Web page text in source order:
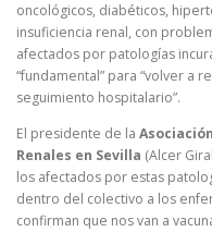
oncológicos, diabéticos,
insuficiencia renal, con
afectados por patologías
“fundamental” para “volver a
seguimiento hospitalario”.
El presidente de la
Renales en Sevilla (Alcer
los afectados por estas
dentro del colectivo a los
confirman que nos van a